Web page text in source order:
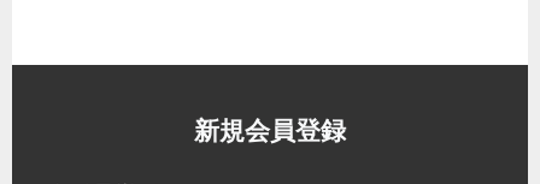
新規会員登録